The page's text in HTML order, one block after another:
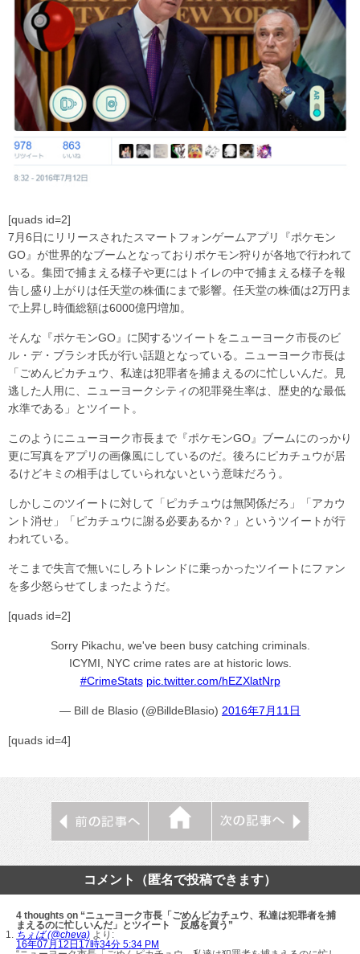
[quads id=2]
7月6日にリリースされたスマートフォンゲームアプリ『ポケモン
GO』が世界的なブームとなっておりポケモン狩りが各地で行われて
いる。集団で捕まえる様子や更にはトイレの中で捕まえる様子を報
告し盛り上がりは任天堂の株価にまで影響。任天堂の株価は2万円ま
で上昇し時価総額は6000億円増加。
そんな『ポケモンGO』に関するツイートをニューヨーク市長のビ
ル・デ・ブラシオ氏が行い話題となっている。ニューヨーク市長は
「ごめんピカチュウ、私達は犯罪者を捕まえるのに忙しいんだ。見
逃した人用に、ニューヨークシティの犯罪発生率は、歴史的な最低
水準である」とツイート。
このようにニューヨーク市長まで『ポケモンGO』ブームにのっかり
更に写真をアプリの画像風にしているのだ。後ろにピカチュウが居
るけどキミの相手はしていられないという意味だろう。
しかしこのツイートに対して「ピカチュウは無関係だろ」「アカウ
ント消せ」「ピカチュウに謝る必要あるか？」というツイートが行
われている。
そこまで失言で無いにしろトレンドに乗っかったツイートにファン
を多少怒らせてしまったようだ。
[quads id=2]
Sorry Pikachu, we've been busy catching criminals.
ICYMI, NYC crime rates are at historic lows.
#CrimeStats pic.twitter.com/hEZXlatNrp
— Bill de Blasio (@BilldeBlasio) 2016年7月11日
[quads id=4]
コメント（匿名で投稿できます）
4 thoughts on “ニューヨーク市長「ごめんピカチュウ、私達は犯罪者を捕
まえるのに忙しいんだ」とツイート 反感を買う”
ちぇば (@cheva) より:
16年07月12日17時34分 5:34 PM